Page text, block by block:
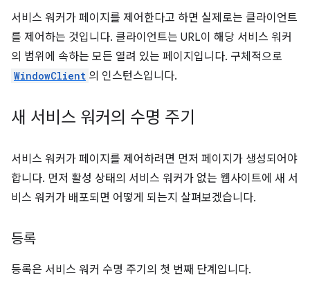
서비스 워커가 페이지를 제어한다고 하면 실제로는 클라이언트
를 제어하는 것입니다. 클라이언트는 URL이 해당 서비스 워커
의 범위에 속하는 모든 열려 있는 페이지입니다. 구체적으로
WindowClient 의 인스턴스입니다.
새 서비스 워커의 수명 주기
서비스 워커가 페이지를 제어하려면 먼저 페이지가 생성되어야
합니다. 먼저 활성 상태의 서비스 워커가 없는 웹사이트에 새 서
비스 워커가 배포되면 어떻게 되는지 살펴보겠습니다.
등록
등록은 서비스 워커 수명 주기의 첫 번째 단계입니다.